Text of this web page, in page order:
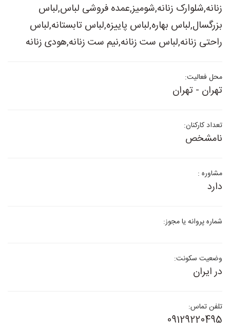
زنانه,شلوارک زنانه,شومیز,عمده فروشی لباس,لباس
بزرگسال,لباس بهاره,لباس پاییزه,لباس تابستانه,لباس
راحتی زنانه,لباس ست زنانه,نیم ست زنانه,هودی زنانه
محل فعالیت:
تهران - تهران
تعداد کارکنان:
نامشخص
مشاوره :
دارد
شماره پروانه یا مجوز:
وضعیت سکونت:
در ایران
تلفن تماس:
09129220495